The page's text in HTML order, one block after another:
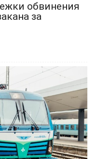
обвинения
за